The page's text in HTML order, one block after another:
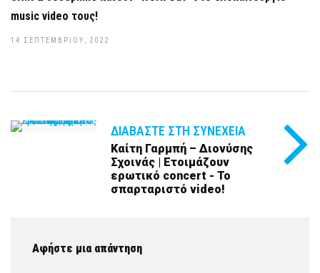
music video τους!
14 ΣΕΠΤΕΜΒΡΊΟΥ, 2022
ΔΙΑΒΆΣΤΕ ΣΤΗ ΣΥΝΈΧΕΙΑ
Καίτη Γαρμπή – Διονύσης
Σχοινάς | Ετοιμάζουν
ερωτικό concert - Το
σπαρταριστό video!
Αφήστε μια απάντηση